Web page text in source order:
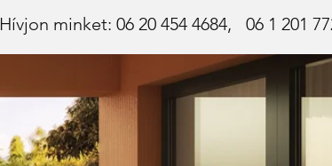
Hívjon minket: 06 20 454 4684, 06 1 201